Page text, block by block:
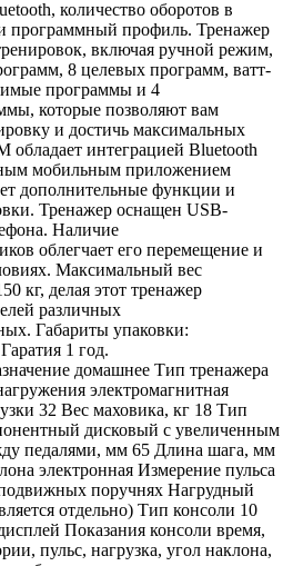
количество оборотов в
программный профиль. Тренажер
включая ручной режим,
8 целевых программ, ватт-
программы и 4
которые позволяют вам
и достичь максимальных
обладает интеграцией Bluetooth
мобильным приложением
дополнительные функции и
Тренажер оснащен USB-
Наличие
облегчает его перемещение и
Максимальный вес
кг, делая этот тренажер
различных
Габариты упаковки:
1 год.
домашнее Тип тренажера
электромагнитная
32 Вес маховика, кг 18 Тип
дисковый с увеличенным
педалями, мм 65 Длина шага, мм
электронная Измерение пульса
поручнях Нагрудный
отдельно) Тип консоли 10
Показания консоли время,
пульс, нагрузка, угол наклона,